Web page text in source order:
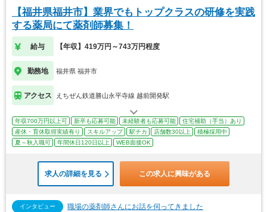
【福井県福井市】業界でもトップクラスの研修を実践
する薬局にて薬剤師募集！
給与 【年収】419万円～743万円程度
勤務地 福井県 福井市
アクセス えちぜん鉄道勝山永平寺線 越前開発駅
年収700万円以上可 新卒も応募可能 未経験者も応募可能
住宅補助（手当）あり
産休・育休取得実績有り
スキルアップ 駅チカ 店舗数30以上
積極採用中
夏～秋入職可
年間休日120日以上 WEB面接OK
求人の詳細を見る この求人に興味がある
インタビュー 職場の薬剤師さんにお話を伺ってきました